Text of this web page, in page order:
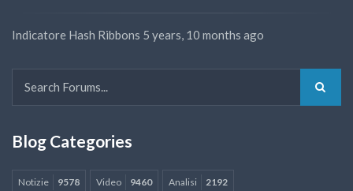
Indicatore Hash Ribbons 5 years, 10 months ago
Blog Categories
Notizie 9578 Video 9460 Analisi 2192